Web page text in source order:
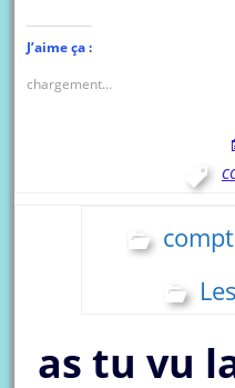
J’aime ça :
chargement…
as tu vu